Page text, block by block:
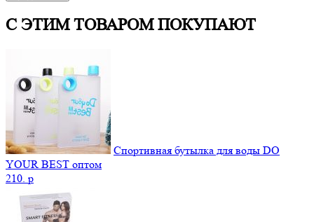
С ЭТИМ ТОВАРОМ ПОКУПАЮТ
Спортивная бутылка для воды DO
YOUR BEST оптом
210. p